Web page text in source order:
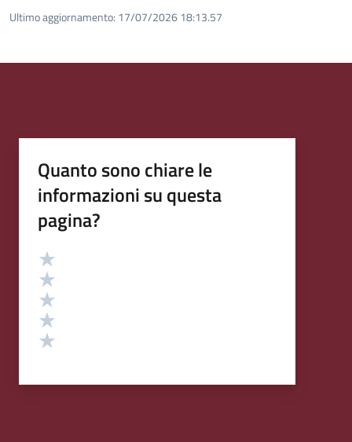
Ultimo aggiornamento: 17/07/2026 18:13.57
Quanto sono chiare le
informazioni su questa
pagina?
Valutazione